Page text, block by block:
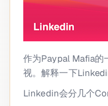
作为Paypal Mafia的
视。解释一下
Linkedin会分几个